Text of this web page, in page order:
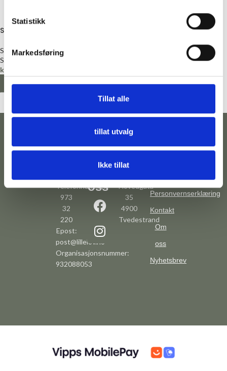
Statistikk
Markedsføring
Tillat alle
tillat utvalg
Ikke tillat
Skinnsåler
Såler
Sandnes Garn
kr
VELG ALTERNATIV
Telefonnummer:
973
32
220
Epost:
post@lillelov.no
Organisasjonsnummer:
932088053
oss
Hovedgata
35
4900
Tvedestrand
Personvernserklæring
Kontakt
Om
oss
Nyhetsbrev